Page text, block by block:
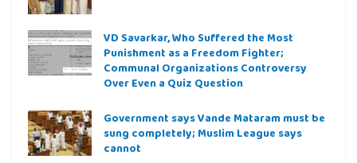
VD Savarkar, Who Suffered the Most
Punishment as a Freedom Fighter;
Communal Organizations Controversy
Over Even a Quiz Question
Government says Vande Mataram must be
sung completely; Muslim League says
cannot